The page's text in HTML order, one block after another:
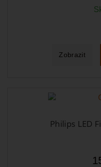
Zobrazit
Philips LED